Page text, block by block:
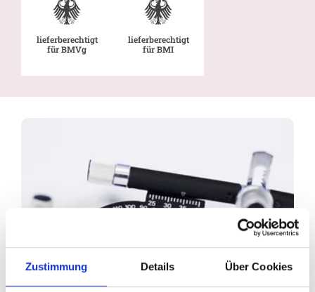
Zustimmung Details Über Cookies
lieferberechtigt
für BMVg
lieferberechtigt
für BMI